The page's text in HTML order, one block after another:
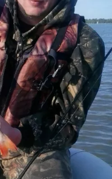
размера. Отдыхом
сильно донимал.
на водоемах!